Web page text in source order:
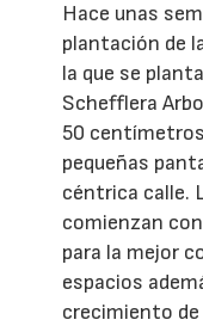
Hace unas
plantación de
la que se
Schefflera
50
pequeñas
céntrica calle.
comienzan
para la mejor
espacios
crecimiento